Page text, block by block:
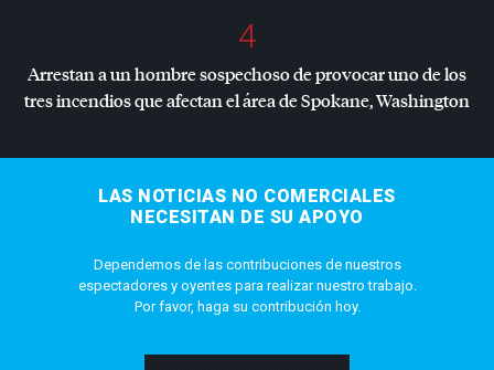
4
Arrestan a un hombre sospechoso de provocar uno de los
tres incendios que afectan el área de Spokane, Washington
LAS NOTICIAS NO COMERCIALES
NECESITAN DE SU APOYO
Dependemos de las contribuciones de nuestros
espectadores y oyentes para realizar nuestro trabajo.
Por favor, haga su contribución hoy.